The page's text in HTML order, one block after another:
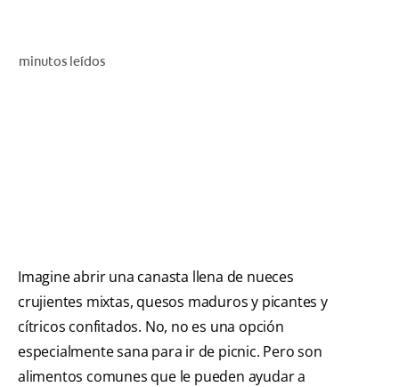
minutos leídos
Imagine abrir una canasta llena de nueces
crujientes mixtas, quesos maduros y picantes y
cítricos confitados. No, no es una opción
especialmente sana para ir de picnic. Pero son
alimentos comunes que le pueden ayudar a